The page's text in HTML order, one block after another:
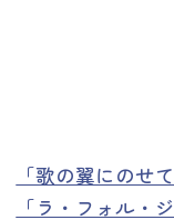
「歌の翼にのせ
「ラ・フォル・